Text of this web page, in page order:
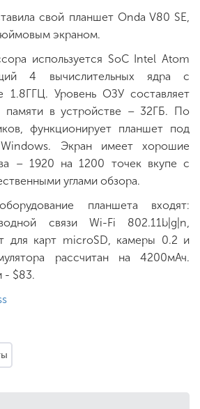
свой планшет Onda V80 SE,
экраном.
используется SoC Intel Atom
4 вычислительных ядра с
1.8ГГЦ. Уровень ОЗУ составляет
памяти в устройстве – 32ГБ. По
функционирует планшет под
Экран имеет хорошие
– 1920 на 1200 точек вкупе с
углами обзора.
планшета входят:
связи Wi-Fi 802.11b|g|n,
для карт microSD, камеры 0.2 и
рассчитан на 4200мАч.
- $83.